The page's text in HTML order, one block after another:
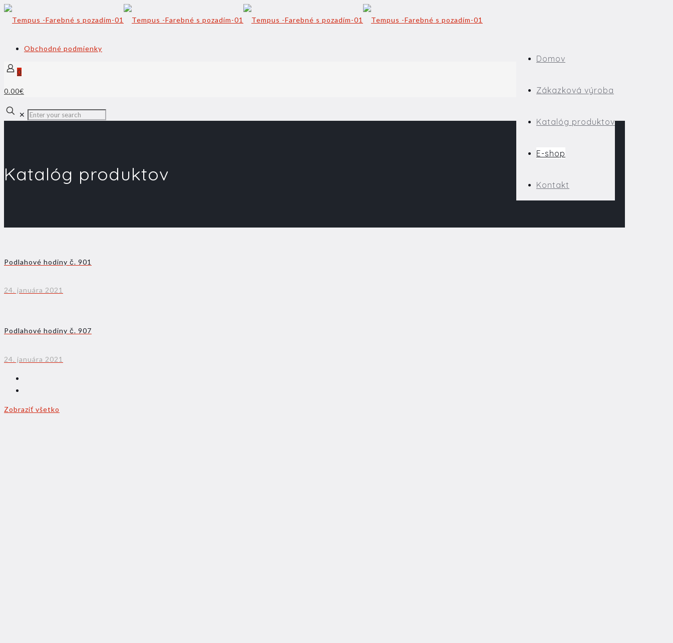
Domov
Zákazková výroba
Katalóg produktov
E-shop
Kontakt
Obchodné podmienky
0
0.00€
✕
Katalóg produktov
Podlahové hodiny č. 901
24. januára 2021
Podlahové hodiny č. 907
24. januára 2021
Zobraziť všetko